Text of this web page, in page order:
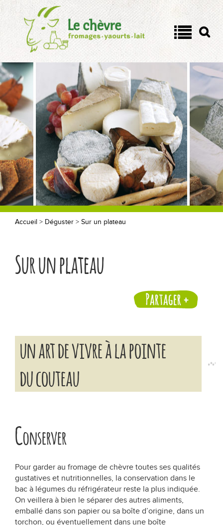
On a tous un côté chèvre !
Quel est votre côté chèvre
?
Passionnément chèvre
Les fromages
Yaourts et lait de chèvre
Tout savoir
Chiffres clés
Les régions de production
Bon pour la santé !
Déguster
Nos recettes au chèvre !
En toutes occasions
Accueil > Déguster > Sur un plateau
Sur un plateau
un art de vivre à la pointe
du couteau
Conserver
Pour garder au fromage de chèvre toutes ses qualités
gustatives et nutritionnelles, la conservation dans le
bac à légumes du réfrigérateur reste la plus indiquée.
On veillera à bien le séparer des autres aliments,
emballé dans son papier ou sa boîte d’origine, dans un
torchon, ou éventuellement dans une boîte
Panneau de gestion des cookies